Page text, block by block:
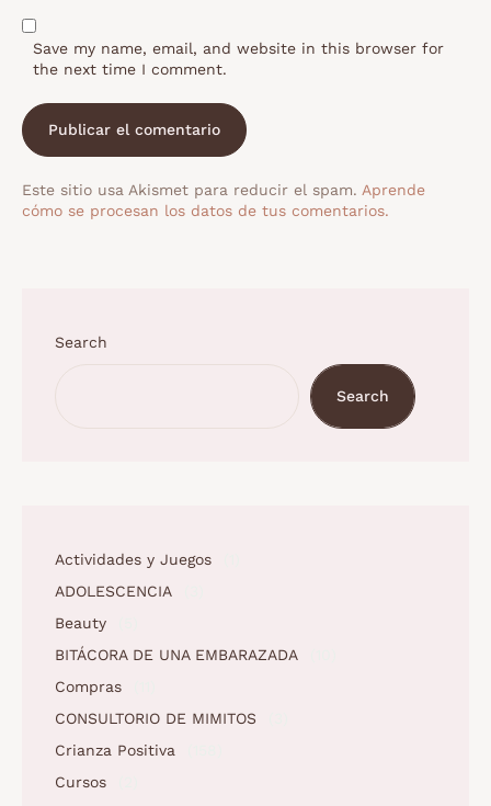
Save my name, email, and website in this browser for
the next time I comment.
Este sitio usa Akismet para reducir el spam. Aprende
cómo se procesan los datos de tus comentarios.
Search
Search
Actividades y Juegos
ADOLESCENCIA
Beauty
BITÁCORA DE UNA EMBARAZADA
Compras
CONSULTORIO DE MIMITOS
Crianza Positiva
Cursos